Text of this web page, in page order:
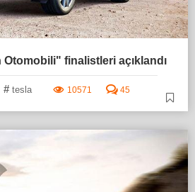
Otomobili" finalistleri açıklandı
# tesla 10571 45